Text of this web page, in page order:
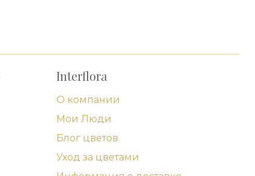
Interflora
О компании
Мои Люди
Блог цветов
Уход за цветами